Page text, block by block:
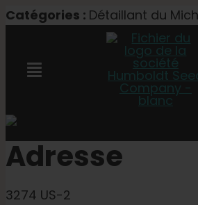
Skip
Catégories : Détaillant du
Toggle
Semences féminisées
Adresse
3274 US-2